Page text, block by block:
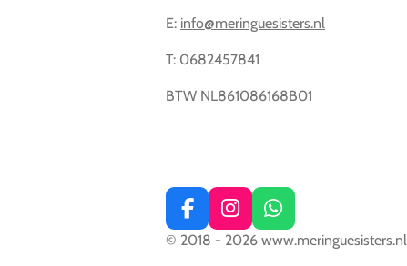
E: info@meringuesisters.nl
T: 0682457841
BTW NL861086168B01
F
a
I
n
W
h
© 2018 - 2026 www.meringuesisters.nl